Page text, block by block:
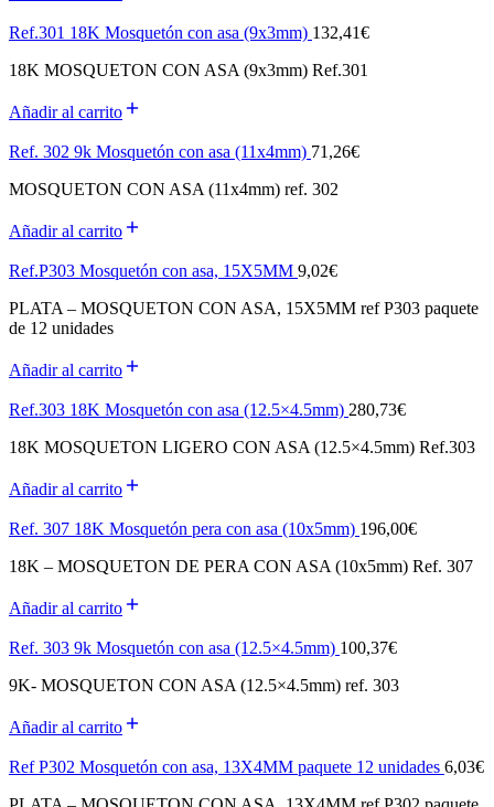
Ref.301 18K Mosquetón con asa (9x3mm) 132,41€
18K MOSQUETON CON ASA (9x3mm) Ref.301
Añadir al carrito
Ref. 302 9k Mosquetón con asa (11x4mm) 71,26€
MOSQUETON CON ASA (11x4mm) ref. 302
Añadir al carrito
Ref.P303 Mosquetón con asa, 15X5MM 9,02€
PLATA – MOSQUETON CON ASA, 15X5MM ref P303 paquete
de 12 unidades
Añadir al carrito
Ref.303 18K Mosquetón con asa (12.5×4.5mm) 280,73€
18K MOSQUETON LIGERO CON ASA (12.5×4.5mm) Ref.303
Añadir al carrito
Ref. 307 18K Mosquetón pera con asa (10x5mm) 196,00€
18K – MOSQUETON DE PERA CON ASA (10x5mm) Ref. 307
Añadir al carrito
Ref. 303 9k Mosquetón con asa (12.5×4.5mm) 100,37€
9K- MOSQUETON CON ASA (12.5×4.5mm) ref. 303
Añadir al carrito
Ref P302 Mosquetón con asa, 13X4MM paquete 12 unidades 6,03€